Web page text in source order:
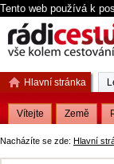
Tento web používá k
Nacházíte se zde: Hlavní
Hlavní stránka
Vítejte Země